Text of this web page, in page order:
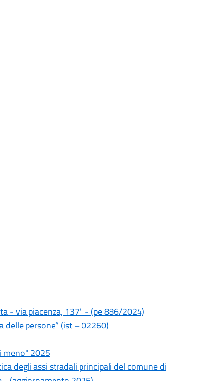
- via piacenza, 137" - (pe 886/2024)
delle persone” (ist – 02260)
meno" 2025
degli assi stradali principali del comune di